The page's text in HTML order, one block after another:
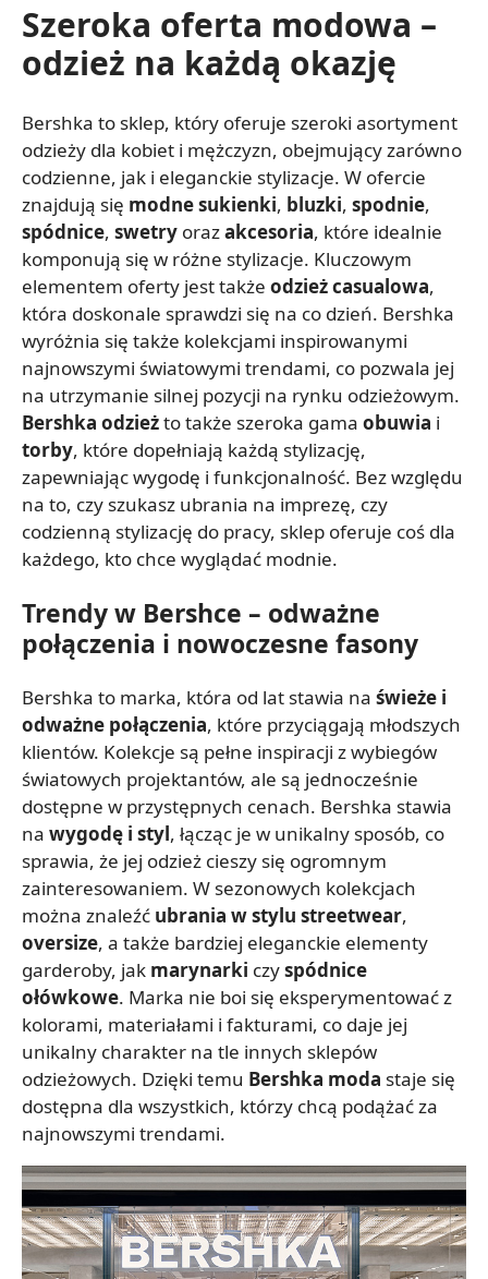
Szeroka oferta modowa –
odzież na każdą okazję
Bershka to sklep, który oferuje szeroki asortyment
odzieży dla kobiet i mężczyzn, obejmujący zarówno
codzienne, jak i eleganckie stylizacje. W ofercie
znajdują się modne sukienki, bluzki, spodnie,
spódnice, swetry orazakcesoria, które idealnie
komponują się w różne stylizacje. Kluczowym
elementem oferty jest także odzież casualowa,
która doskonale sprawdzi się na co dzień. Bershka
wyróżnia się także kolekcjami inspirowanymi
najnowszymi światowymi trendami, co pozwala jej
na utrzymanie silnej pozycji na rynku odzieżowym.
Bershka odzieżto także szeroka gama obuwia i
torby, które dopełniają każdą stylizację,
zapewniając wygodę i funkcjonalność. Bez względu
na to, czy szukasz ubrania na imprezę, czy
codzienną stylizację do pracy, sklep oferuje coś dla
każdego, kto chce wyglądać modnie.
Trendy w Bershce – odważne
połączenia i nowoczesne fasony
Bershka to marka, która od lat stawia na świeże i
odważne połączenia, które przyciągają młodszych
klientów. Kolekcje są pełne inspiracji z wybiegów
światowych projektantów, ale są jednocześnie
dostępne w przystępnych cenach. Bershka stawia
na wygodę i styl, łącząc je w unikalny sposób, co
sprawia, że jej odzież cieszy się ogromnym
zainteresowaniem. W sezonowych kolekcjach
można znaleźć ubrania w stylu streetwear,
oversize, a także bardziej eleganckie elementy
garderoby, jak marynarki czyspódnice
ołówkowe. Marka nie boi się eksperymentować z
kolorami, materiałami i fakturami, co daje jej
unikalny charakter na tle innych sklepów
odzieżowych. Dzięki temu Bershka moda staje się
dostępna dla wszystkich, którzy chcą podążać za
najnowszymi trendami.